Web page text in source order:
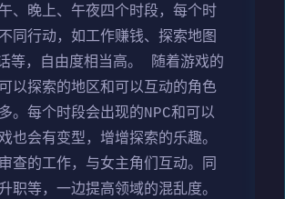
、晚上、午夜四个时段，每个时
同行动，如工作赚钱、探索地图
等，自由度相当高。 随着游戏的
以探索的地区和可以互动的角色
。每个时段会出现的NPC和可以
也会有变型，增增探索的乐趣。
查的工作，与女主角们互动。同
职等，一边提高领域的混乱度。